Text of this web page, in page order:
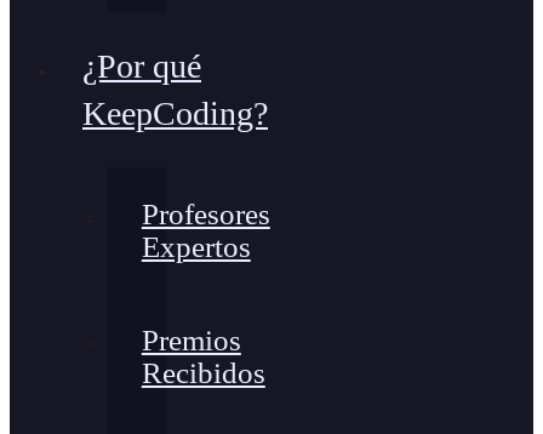
¿Por qué
KeepCoding?
Profesores
Expertos
Premios
Recibidos